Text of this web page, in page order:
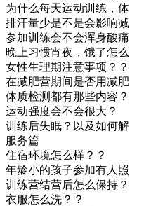
为什么每天运动训练，体
排汗量少是不是会影响减
参加训练会不会浑身酸痛
晚上习惯宵夜，饿了怎么
女性生理期注意事项？？
在减肥营期间是否用减肥
体质检测都有那些内容？
运动强度会不会很大？
训练后失眠？以及如何解
服务篇
住宿环境怎么样？？
年龄小的孩子参加有人照
训练营结营后怎么保持？
衣服怎么洗？？